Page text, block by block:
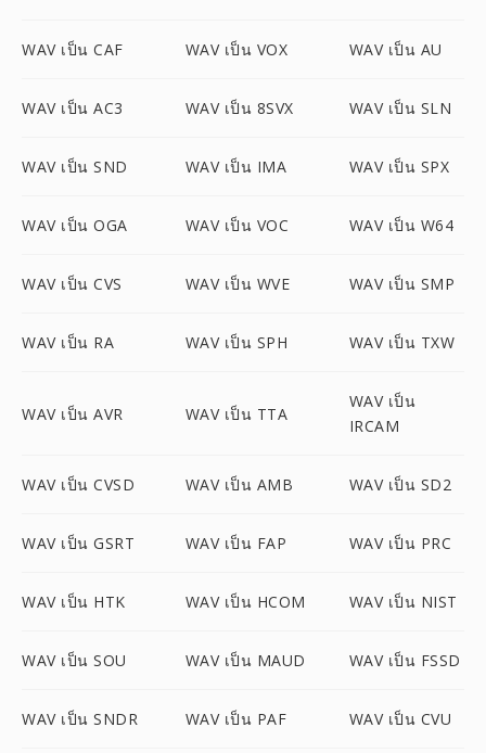
WAV เป็น CAF WAV เป็น VOX WAV เป็น AU
WAV เป็น AC3 WAV เป็น 8SVX WAV เป็น SLN
WAV เป็น SND WAV เป็น IMA WAV เป็น SPX
WAV เป็น OGA WAV เป็น VOC WAV เป็น W64
WAV เป็น CVS WAV เป็น WVE WAV เป็น SMP
WAV เป็น RA WAV เป็น SPH WAV เป็น TXW
WAV เป็น AVR WAV เป็น TTA
WAV เป็น
IRCAM
WAV เป็น CVSD WAV เป็น AMB WAV เป็น SD2
WAV เป็น GSRT WAV เป็น FAP WAV เป็น PRC
WAV เป็น HTK WAV เป็น HCOM WAV เป็น NIST
WAV เป็น SOU WAV เป็น MAUD WAV เป็น FSSD
WAV เป็น SNDR WAV เป็น PAF WAV เป็น CVU